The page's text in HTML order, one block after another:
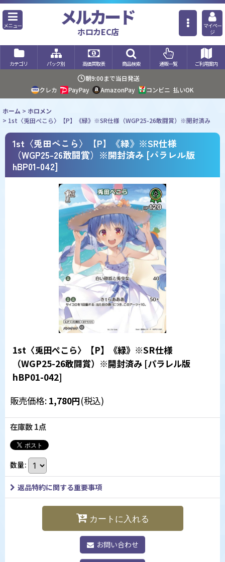
メニュー メルカード
ホロカEC店
マイペー
ジ
カテゴリ パック別 高価買取表 商品検索 通販一覧 ご利用案内
朝9:00まで当日発送
クレカ
PayPay AmazonPay コンビニ 払いOK
ホーム > ホロメン
> 1st〈兎田ぺこら〉【P】《緑》※SR仕様（WGP25-26敢闘賞）※開封済み
1st〈兎田ぺこら〉【P】《緑》※SR仕様
（WGP25-26敢闘賞）※開封済み [パラレル版
hBP01-042]
1st〈兎田ぺこら〉【P】《緑》※SR仕様
（WGP25-26敢闘賞）※開封済み [パラレル版
hBP01-042]
販売価格: 1,780円(税込)
在庫数 1点
数量:
返品特約に関する重要事項
カートに入れる
お問い合わせ